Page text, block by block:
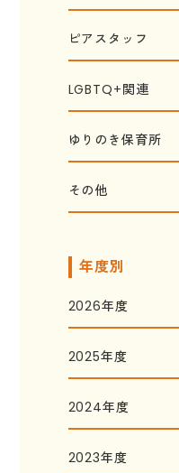
ピアスタッフ
LGBTQ+関連
ゆりのき保育所
その他
年度別
2026年度
2025年度
2024年度
2023年度